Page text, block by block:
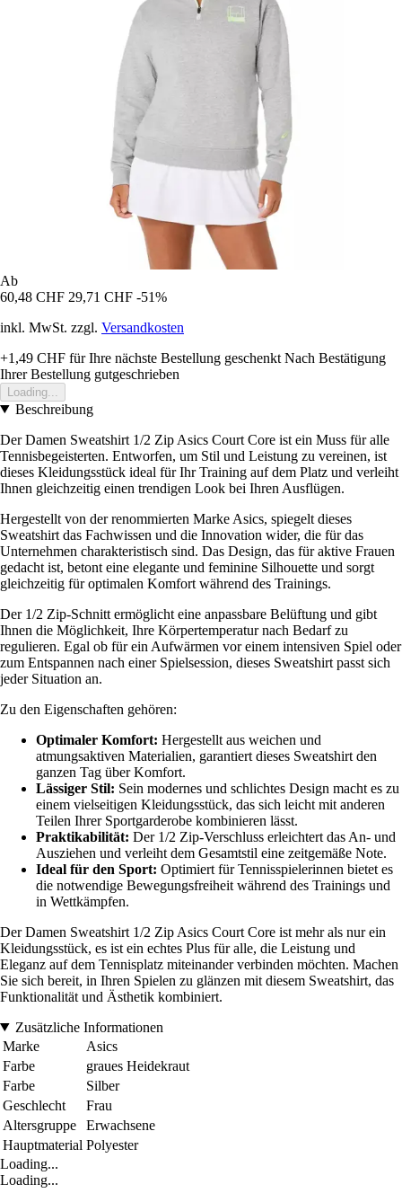
Ab
60,48 CHF 29,71 CHF -51%
inkl. MwSt. zzgl. Versandkosten
+1,49 CHF für Ihre nächste Bestellung geschenkt Nach Bestätigung
Ihrer Bestellung gutgeschrieben
Loading...
Beschreibung
Der Damen Sweatshirt 1/2 Zip Asics Court Core ist ein Muss für alle
Tennisbegeisterten. Entworfen, um Stil und Leistung zu vereinen, ist
dieses Kleidungsstück ideal für Ihr Training auf dem Platz und verleiht
Ihnen gleichzeitig einen trendigen Look bei Ihren Ausflügen.
Hergestellt von der renommierten Marke Asics, spiegelt dieses
Sweatshirt das Fachwissen und die Innovation wider, die für das
Unternehmen charakteristisch sind. Das Design, das für aktive Frauen
gedacht ist, betont eine elegante und feminine Silhouette und sorgt
gleichzeitig für optimalen Komfort während des Trainings.
Der 1/2 Zip-Schnitt ermöglicht eine anpassbare Belüftung und gibt
Ihnen die Möglichkeit, Ihre Körpertemperatur nach Bedarf zu
regulieren. Egal ob für ein Aufwärmen vor einem intensiven Spiel oder
zum Entspannen nach einer Spielsession, dieses Sweatshirt passt sich
jeder Situation an.
Zu den Eigenschaften gehören:
Optimaler Komfort: Hergestellt aus weichen und
atmungsaktiven Materialien, garantiert dieses Sweatshirt den
ganzen Tag über Komfort.
Lässiger Stil: Sein modernes und schlichtes Design macht es zu
einem vielseitigen Kleidungsstück, das sich leicht mit anderen
Teilen Ihrer Sportgarderobe kombinieren lässt.
Praktikabilität: Der 1/2 Zip-Verschluss erleichtert das An- und
Ausziehen und verleiht dem Gesamtstil eine zeitgemäße Note.
Ideal für den Sport: Optimiert für Tennisspielerinnen bietet es
die notwendige Bewegungsfreiheit während des Trainings und
in Wettkämpfen.
Der Damen Sweatshirt 1/2 Zip Asics Court Core ist mehr als nur ein
Kleidungsstück, es ist ein echtes Plus für alle, die Leistung und
Eleganz auf dem Tennisplatz miteinander verbinden möchten. Machen
Sie sich bereit, in Ihren Spielen zu glänzen mit diesem Sweatshirt, das
Funktionalität und Ästhetik kombiniert.
Zusätzliche Informationen
Marke
Asics
Farbe
graues Heidekraut
Farbe
Silber
Geschlecht
Frau
Altersgruppe
Erwachsene
Hauptmaterial Polyester
Loading...
Loading...